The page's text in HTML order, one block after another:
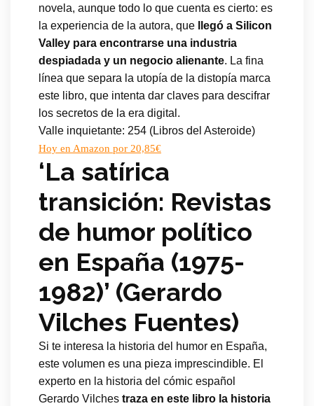
novela, aunque todo lo que cuenta es cierto: es
la experiencia de la autora, que
llegó a Silicon
Valley para encontrarse una industria
despiadada y un negocio alienante. La fina
línea que separa la utopía de la distopía marca
este libro, que intenta dar claves para descifrar
los secretos de la era digital.
Valle inquietante: 254 (Libros del Asteroide)
Hoy en Amazon por 20,85€
‘La satírica
transición: Revistas
de humor político
en España (1975-
1982)’ (Gerardo
Vilches Fuentes)
Si te interesa la historia del humor en España,
este volumen es una pieza imprescindible. El
experto en la historia del cómic español
Gerardo Vilches traza en este libro la historia